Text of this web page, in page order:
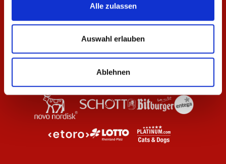
Alle zulassen
Auswahl erlauben
Ablehnen